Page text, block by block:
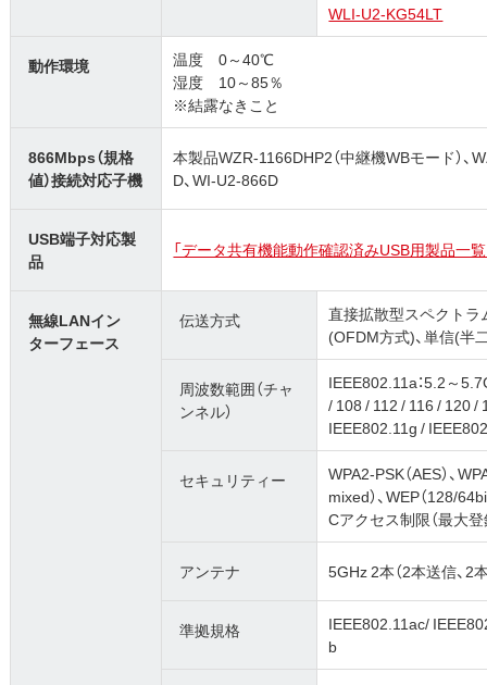
WLI-U2-KG54LT
動作環境
温度 0～40℃
湿度 10～85％
※結露なきこと
866Mbps（規格
値）接続対応子機
本製品WZR-1166DHP2（中継機WBモード）、
D、WI-U2-866D
USB端子対応製
品
「データ共有機能動作確認済みUSB用製品一
無線LANイン
ターフェース
伝送方式
直接拡散型スペクトラ
(OFDM方式)、単信(半
周波数範囲（チャ
ンネル）
IEEE802.11a：5.2～
/ 108 / 112 / 116 / 120 /
IEEE802.11g /
セキュリティー
WPA2-PSK（AES）、
mixed）、WEP（128/
Cアクセス制限（最大登
アンテナ 5GHz 2本（2本送信、2
準拠規格
IEEE802.11ac/
b